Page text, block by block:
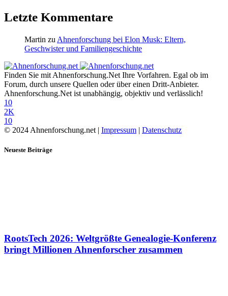
Letzte Kommentare
Martin zu Ahnenforschung bei Elon Musk: Eltern,
Geschwister und Familiengeschichte
Finden Sie mit Ahnenforschung.Net Ihre Vorfahren. Egal ob im
Forum, durch unsere Quellen oder über einen Dritt-Anbieter.
Ahnenforschung.Net ist unabhängig, objektiv und verlässlich!
10
2K
10
© 2024 Ahnenforschung.net | Impressum | Datenschutz
Neueste Beiträge
RootsTech 2026: Weltgrößte Genealogie-Konferenz
bringt Millionen Ahnenforscher zusammen